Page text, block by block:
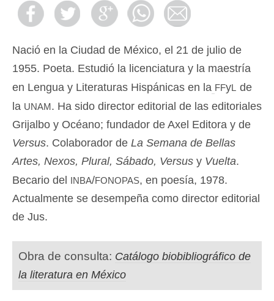
Nació en la Ciudad de México, el 21 de julio de
1955. Poeta. Estudió la licenciatura y la maestría
en Lengua y Literaturas Hispánicas en la ffyl de
la unam. Ha sido director editorial de las editoriales
Grijalbo y Océano; fundador de Axel Editora y de
Versus. Colaborador de La Semana de Bellas
Artes, Nexos, Plural, Sábado, Versus y Vuelta.
Becario del inba/fonopas, en poesía, 1978.
Actualmente se desempeña como director editorial
de Jus.
Obra de consulta: Catálogo biobibliográfico de
la literatura en México